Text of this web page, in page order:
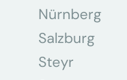
Nürnberg
Salzburg
Steyr